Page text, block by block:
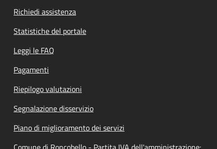
Richiedi assistenza
Statistiche del portale
Leggi le FAQ
Pagamenti
Riepilogo valutazioni
Segnalazione disservizio
Piano di miglioramento dei servizi